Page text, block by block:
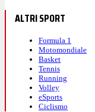
ALTRI SPORT
Formula 1
Motomondiale
Basket
Tennis
Running
Volley
eSports
Ciclismo